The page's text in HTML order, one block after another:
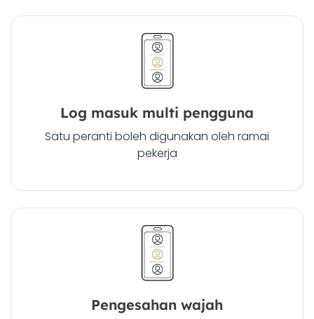
Log masuk multi pengguna
Satu peranti boleh digunakan oleh ramai
pekerja
Pengesahan wajah